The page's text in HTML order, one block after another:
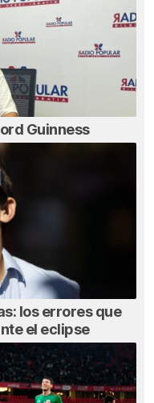
Guinness
los errores que
el eclipse